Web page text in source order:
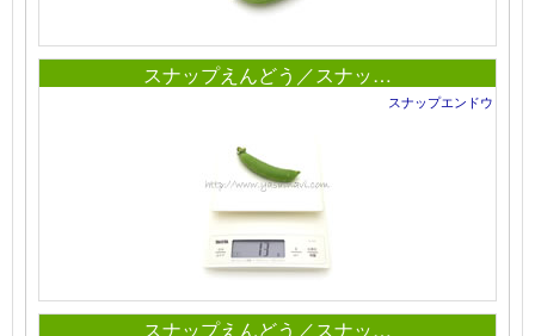
スナップえんどう／スナッ…
スナップエンドウ
スナップえんどう／スナッ…